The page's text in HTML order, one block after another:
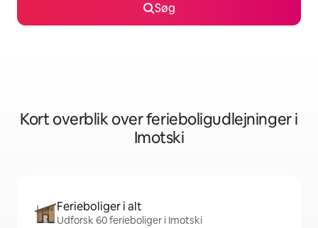
Søg
Kort overblik over ferieboligudlejninger i
Imotski
Ferieboliger i alt
Udforsk 60 ferieboliger i Imotski